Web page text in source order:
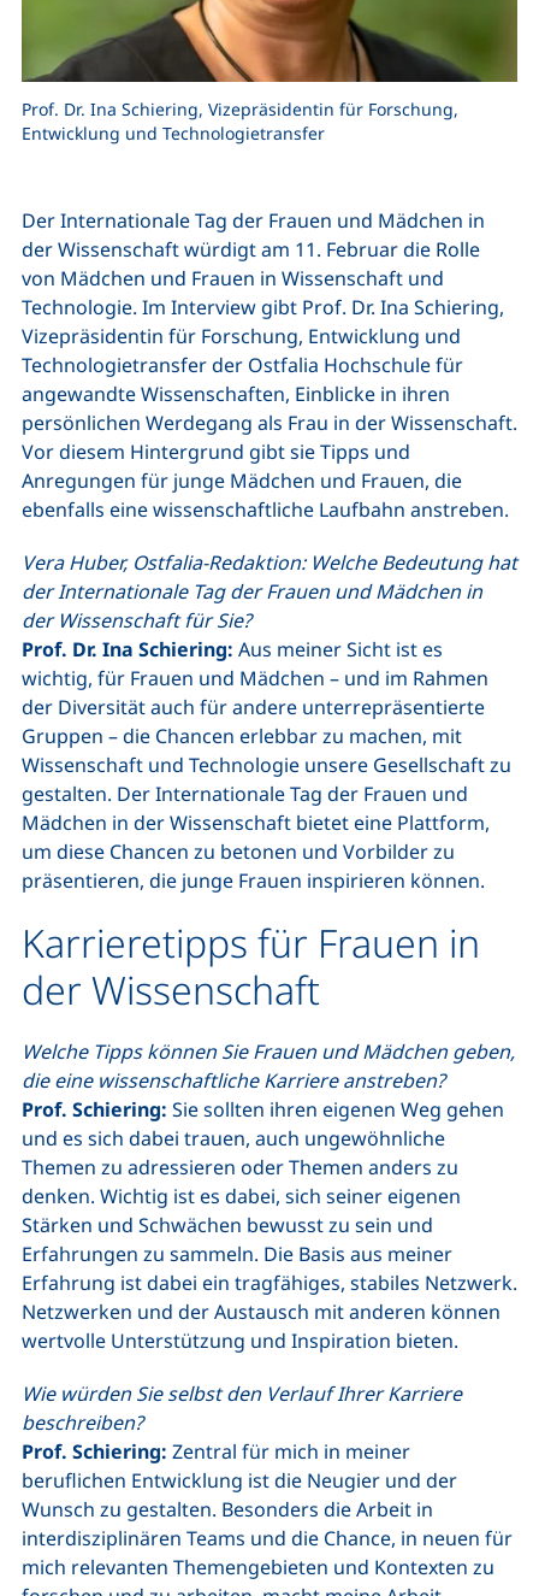
Prof. Dr. Ina Schiering, Vizepräsidentin für Forschung,
Entwicklung und Technologietransfer
Der Internationale Tag der Frauen und Mädchen in
der Wissenschaft würdigt am 11. Februar die Rolle
von Mädchen und Frauen in Wissenschaft und
Technologie. Im Interview gibt Prof. Dr. Ina Schiering,
Vizepräsidentin für Forschung, Entwicklung und
Technologietransfer der Ostfalia Hochschule für
angewandte Wissenschaften, Einblicke in ihren
persönlichen Werdegang als Frau in der Wissenschaft.
Vor diesem Hintergrund gibt sie Tipps und
Anregungen für junge Mädchen und Frauen, die
ebenfalls eine wissenschaftliche Laufbahn anstreben.
Vera Huber, Ostfalia-Redaktion: Welche Bedeutung hat
der Internationale Tag der Frauen und Mädchen in
der Wissenschaft für Sie?
Prof. Dr. Ina Schiering: Aus meiner Sicht ist es
wichtig, für Frauen und Mädchen – und im Rahmen
der Diversität auch für andere unterrepräsentierte
Gruppen – die Chancen erlebbar zu machen, mit
Wissenschaft und Technologie unsere Gesellschaft zu
gestalten. Der Internationale Tag der Frauen und
Mädchen in der Wissenschaft bietet eine Plattform,
um diese Chancen zu betonen und Vorbilder zu
präsentieren, die junge Frauen inspirieren können.
Karrieretipps für Frauen in
der Wissenschaft
Welche Tipps können Sie Frauen und Mädchen geben,
die eine wissenschaftliche Karriere anstreben?
Prof. Schiering: Sie sollten ihren eigenen Weg gehen
und es sich dabei trauen, auch ungewöhnliche
Themen zu adressieren oder Themen anders zu
denken. Wichtig ist es dabei, sich seiner eigenen
Stärken und Schwächen bewusst zu sein und
Erfahrungen zu sammeln. Die Basis aus meiner
Erfahrung ist dabei ein tragfähiges, stabiles Netzwerk.
Netzwerken und der Austausch mit anderen können
wertvolle Unterstützung und Inspiration bieten.
Wie würden Sie selbst den Verlauf Ihrer Karriere
beschreiben?
Prof. Schiering: Zentral für mich in meiner
beruflichen Entwicklung ist die Neugier und der
Wunsch zu gestalten. Besonders die Arbeit in
interdisziplinären Teams und die Chance, in neuen für
mich relevanten Themengebieten und Kontexten zu